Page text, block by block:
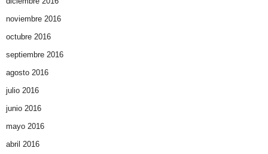
noviembre 2016
octubre 2016
septiembre 2016
agosto 2016
julio 2016
junio 2016
mayo 2016
abril 2016